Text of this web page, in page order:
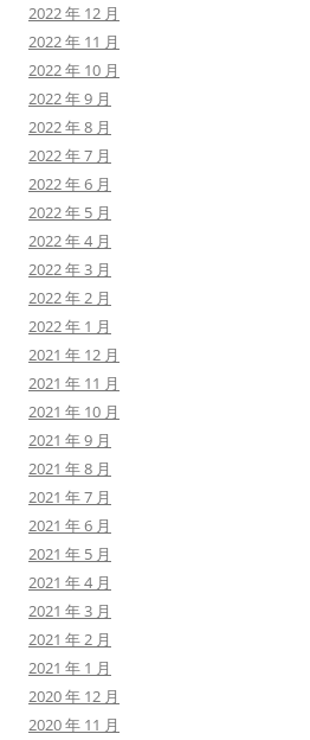
2022 年 12 月
2022 年 11 月
2022 年 10 月
2022 年 9 月
2022 年 8 月
2022 年 7 月
2022 年 6 月
2022 年 5 月
2022 年 4 月
2022 年 3 月
2022 年 2 月
2022 年 1 月
2021 年 12 月
2021 年 11 月
2021 年 10 月
2021 年 9 月
2021 年 8 月
2021 年 7 月
2021 年 6 月
2021 年 5 月
2021 年 4 月
2021 年 3 月
2021 年 2 月
2021 年 1 月
2020 年 12 月
2020 年 11 月